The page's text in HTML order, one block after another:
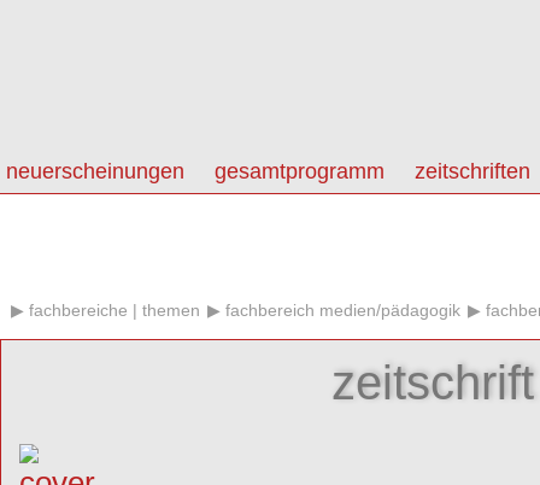
neuerscheinungen gesamtprogramm zeitschriften
fachbereiche | themen fachbereich medien/pädagogik